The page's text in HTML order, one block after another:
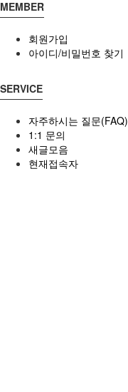
MEMBER
회원가입
아이디/비밀번호 찾기
SERVICE
자주하시는 질문(FAQ)
1:1 문의
새글모음
현재접속자